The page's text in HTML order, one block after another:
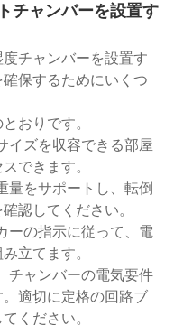
チャンバーを設置す
チャンバーを設置す
保するためにいくつ
おりです。
イズを収容できる部屋
できます。
量をサポートし、転倒
認してください。
ーの指示に従って、電
立てます。
チャンバーの電気要件
適切に定格の回路ブ
ください。